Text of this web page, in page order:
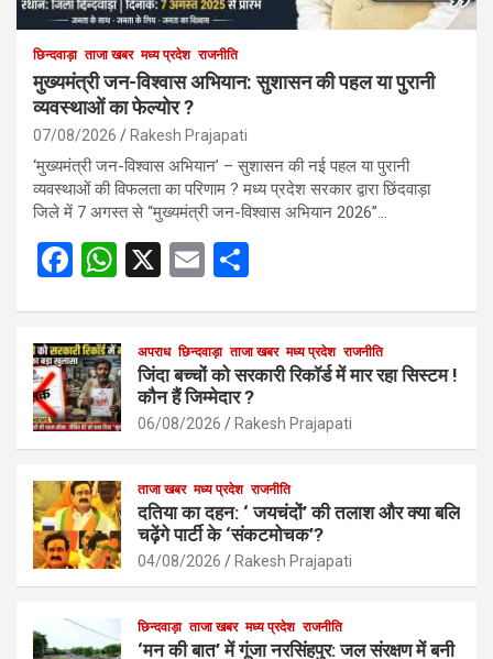
छिन्दवाड़ा ताजा खबर मध्य प्रदेश राजनीति
मुख्यमंत्री जन-विश्वास अभियान: सुशासन की पहल या पुरानी
व्यवस्थाओं का फेल्योर ?
07/08/2026 Rakesh Prajapati
‘मुख्यमंत्री जन-विश्वास अभियान’ – सुशासन की नई पहल या पुरानी
व्यवस्थाओं की विफलता का परिणाम ? मध्य प्रदेश सरकार द्वारा छिंदवाड़ा
जिले में 7 अगस्त से “मुख्यमंत्री जन-विश्वास अभियान 2026”…
F
b
o
o
k
W
s
A
p
p
X
E
e
अपराध छिन्दवाड़ा ताजा खबर मध्य प्रदेश राजनीति
जिंदा बच्चों को सरकारी रिकॉर्ड में मार रहा सिस्टम !
कौन हैं जिम्मेदार ?
06/08/2026 Rakesh Prajapati
ताजा खबर मध्य प्रदेश राजनीति
दतिया का दहन: ‘ जयचंदों’ की तलाश और क्या बलि
चढ़ेंगे पार्टी के ‘संकटमोचक’?
04/08/2026 Rakesh Prajapati
छिन्दवाड़ा ताजा खबर मध्य प्रदेश राजनीति
‘मन की बात’ में गूंजा नरसिंहपुर: जल संरक्षण में बनी